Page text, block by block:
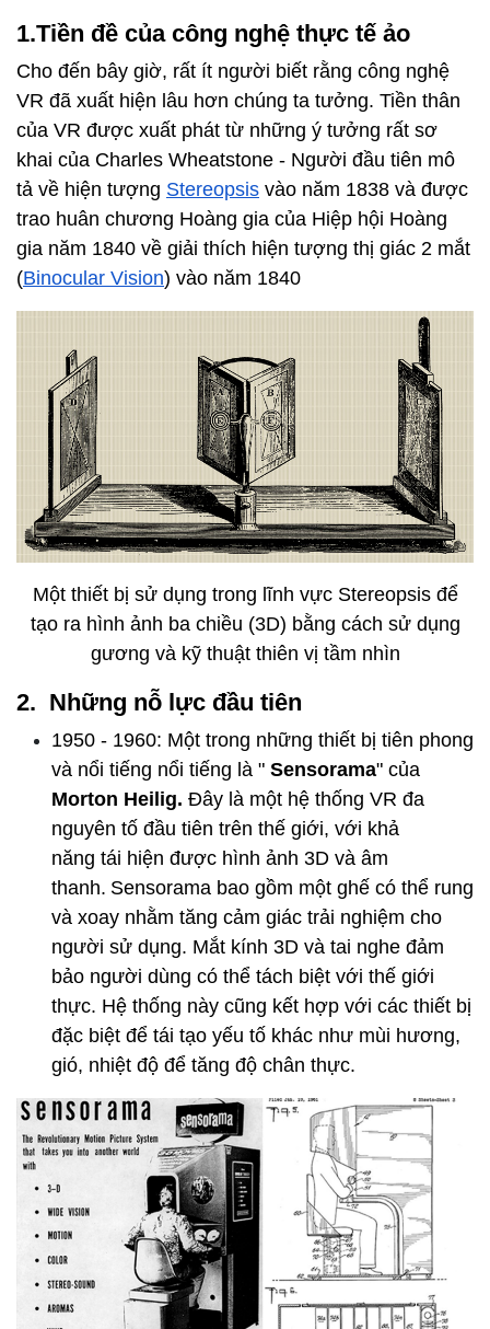
1.Tiền đề của công nghệ thực tế ảo
Cho đến bây giờ, rất ít người biết rằng công nghệ
VR đã xuất hiện lâu hơn chúng ta tưởng. Tiền thân
của VR được xuất phát từ những ý tưởng rất sơ
khai của Charles Wheatstone - Người đầu tiên mô
tả về hiện tượng Stereopsis vào năm 1838 và được
trao huân chương Hoàng gia của Hiệp hội Hoàng
gia năm 1840 về giải thích hiện tượng thị giác 2 mắt
(Binocular Vision) vào năm 1840
Một thiết bị sử dụng trong lĩnh vực Stereopsis để
tạo ra hình ảnh ba chiều (3D) bằng cách sử dụng
gương và kỹ thuật thiên vị tầm nhìn
2. Những nỗ lực đầu tiên
1950 - 1960: Một trong những thiết bị tiên phong
và nổi tiếng nổi tiếng là " Sensorama" của
Morton Heilig. Đây là một hệ thống VR đa
nguyên tố đầu tiên trên thế giới, với khả
năng tái hiện được hình ảnh 3D và âm
thanh. Sensorama bao gồm một ghế có thể rung
và xoay nhằm tăng cảm giác trải nghiệm cho
người sử dụng. Mắt kính 3D và tai nghe đảm
bảo người dùng có thể tách biệt với thế giới
thực. Hệ thống này cũng kết hợp với các thiết bị
đặc biệt để tái tạo yếu tố khác như mùi hương,
gió, nhiệt độ để tăng độ chân thực.